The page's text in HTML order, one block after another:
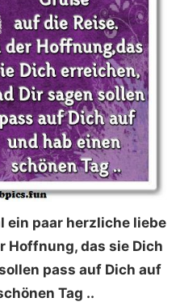
ein paar herzliche liebe
Hoffnung, das sie Dich
pass auf Dich auf
Tag ..